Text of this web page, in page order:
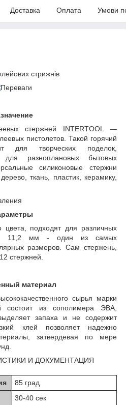
Доставка Оплата Умови
стержней INTERTOOL —
пистолетов. Такой горячий
для творческих поделок,
разноплановых бытовых
силиконовые стержни
ткань, пластик, керамику,
цвета, подходят для различных
11,2 мм - один из самых
размеров. Сам стержень,
стержней.
материал
сырья марки
состоит из сополимера ЭВА,
запаха и не содержит
клей позволяет надежно
затвердевая по мере
И ДОКУМЕНТАЦИЯ
85 град
30-40 сек